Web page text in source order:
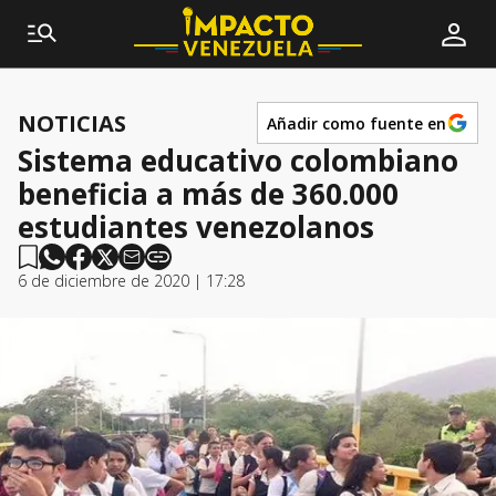
NOTICIAS Añadir como fuente en
Sistema educativo colombiano
beneficia a más de 360.000
estudiantes venezolanos
6 de diciembre de 2020 | 17:28